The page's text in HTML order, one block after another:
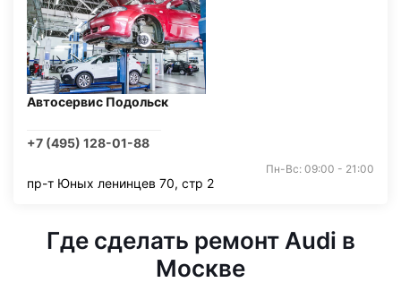
Автосервис Подольск
+7 (495) 128-01-88
Пн-Вс: 09:00 - 21:00
пр-т Юных ленинцев 70, стр 2
Где сделать ремонт Audi в
Москве